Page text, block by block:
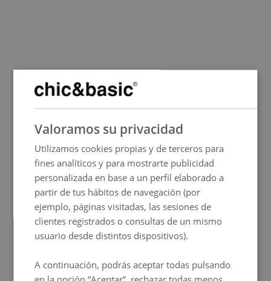
SPANISH
FRENCH
ITALIAN
PORTUGUESE
Valoramos su privacidad
Utilizamos cookies propias y de terceros para
fines analíticos y para mostrarte publicidad
personalizada en base a un perfil elaborado a
partir de tus hábitos de navegación (por
ejemplo, páginas visitadas, las sesiones de
clientes registrados o consultas de un mismo
usuario desde distintos dispositivos).
A continuación, podrás aceptar todas pulsando